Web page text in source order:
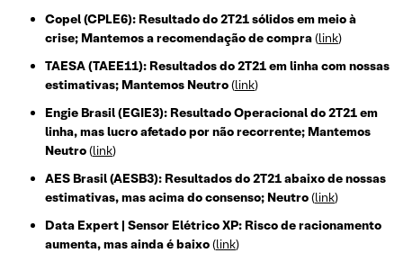
Copel (CPLE6): Resultado do 2T21 sólidos em meio à
crise; Mantemos a recomendação de compra(link)
TAESA (TAEE11): Resultados do 2T21 em linha com nossas
estimativas; Mantemos Neutro(link)
Engie Brasil (EGIE3): Resultado Operacional do 2T21 em
linha, mas lucro afetado por não recorrente; Mantemos
Neutro(link)
AES Brasil (AESB3): Resultados do 2T21 abaixo de nossas
estimativas, mas acima do consenso; Neutro(link)
Data Expert | Sensor Elétrico XP: Risco de racionamento
aumenta, mas ainda é baixo(link)